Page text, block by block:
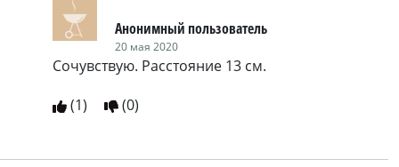
Анонимный пользователь
20 мая 2020
Сочувствую. Расстояние 13 см.
(1) (0)